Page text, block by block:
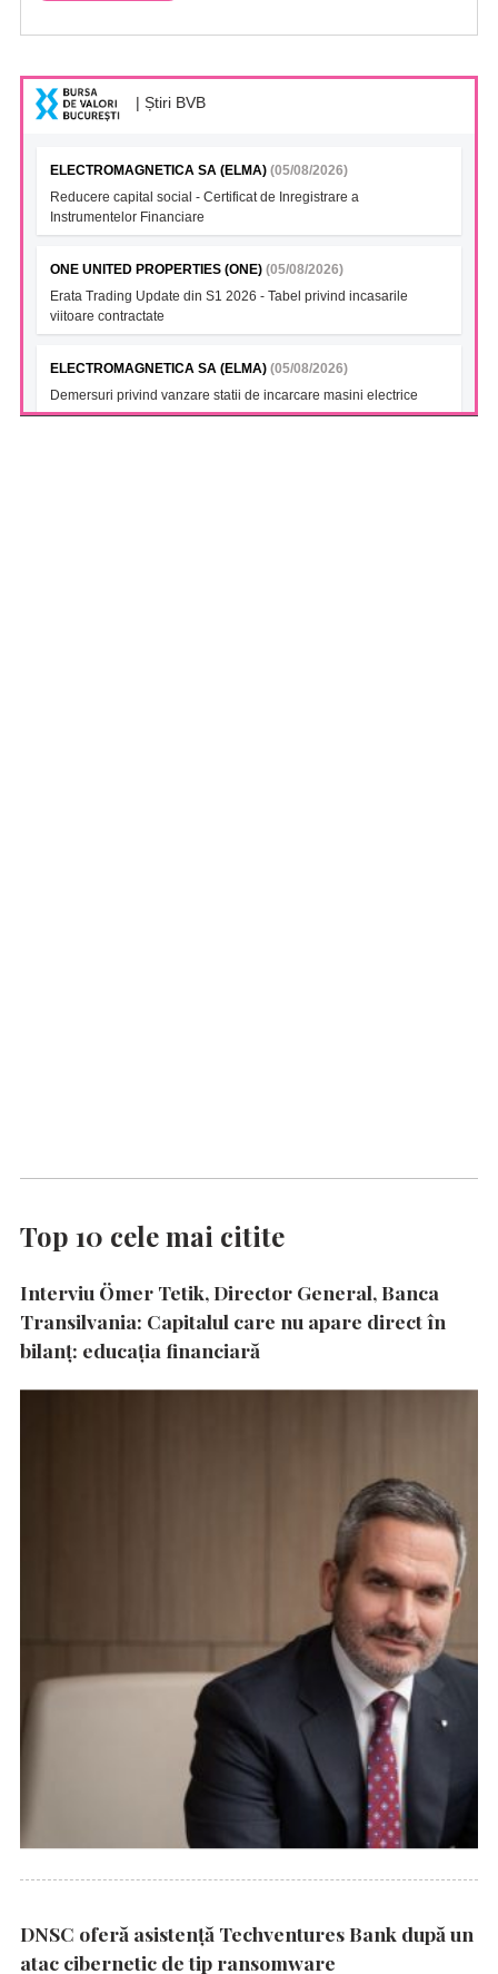
| Știri BVB
ELECTROMAGNETICA SA (ELMA) (05/08/2026)
Reducere capital social - Certificat de Inregistrare a
Instrumentelor Financiare
ONE UNITED PROPERTIES (ONE) (05/08/2026)
Erata Trading Update din S1 2026 - Tabel privind incasarile
viitoare contractate
ELECTROMAGNETICA SA (ELMA) (05/08/2026)
Demersuri privind vanzare statii de incarcare masini electrice
Top 10 cele mai citite
Interviu Ömer Tetik, Director General, Banca
Transilvania: Capitalul care nu apare direct în
bilanț: educația financiară
DNSC oferă asistență Techventures Bank după un
atac cibernetic de tip ransomware